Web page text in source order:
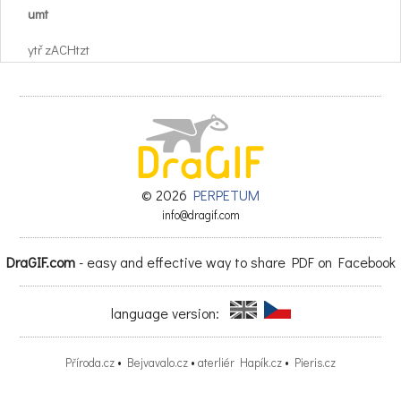
umt
ytř zACHtzt
průmyslově vysušené dřevo,
sušit na vzduchu a dopřát
každému jednotlivému
© 2026 PERPETUM
info@dragif.com
DraGIF.com- easy and effective way to share PDF on Facebook
language version:
Příroda.cz • Bejvavalo.cz • aterliér Hapík.cz • Pieris.cz